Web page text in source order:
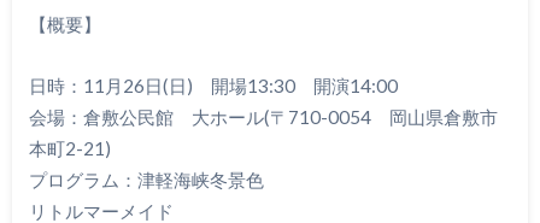
【概要】
日時：11月26日(日) 開場13:30 開演14:00
会場：倉敷公民館 大ホール(〒710-0054 岡山県倉敷市
本町2-21)
プログラム：津軽海峡冬景色
リトルマーメイド